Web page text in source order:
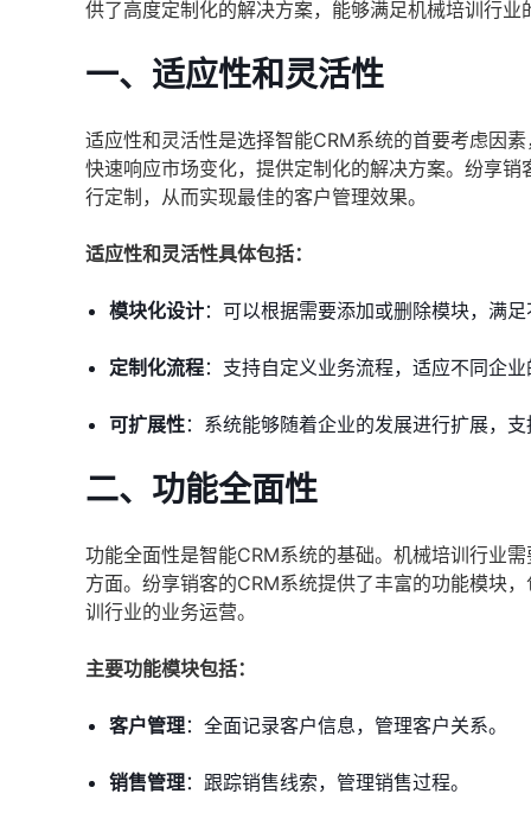
供了高度定制化的解决方案，能够满足机械培训行
一、适应性和灵活性
适应性和灵活性是选择智能CRM系统的首要考虑因
快速响应市场变化，提供定制化的解决方案。纷享
行定制，从而实现最佳的客户管理效果。
适应性和灵活性具体包括：
模块化设计：可以根据需要添加或删除模块，满
定制化流程：支持自定义业务流程，适应不同企
可扩展性：系统能够随着企业的发展进行扩展，
二、功能全面性
功能全面性是智能CRM系统的基础。机械培训行业
方面。纷享销客的CRM系统提供了丰富的功能模块
训行业的业务运营。
主要功能模块包括：
客户管理：全面记录客户信息，管理客户关系。
销售管理：跟踪销售线索，管理销售过程。